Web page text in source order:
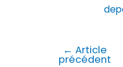
← Article
précédent